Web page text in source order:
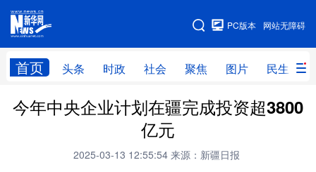
网站无障碍
PC版本
首页 头条 时政 社会 聚焦 图片 民生
网站地图
头条 时政 社会 聚焦
服务
今年中央企业计划在疆完成投资超3800
亿元
2025-03-13 12:55:54 来源：新疆日报